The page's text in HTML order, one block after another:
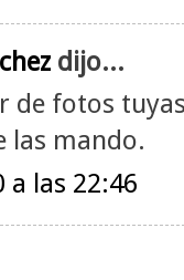
dijo...
fotos
las mando.
a las 22:46